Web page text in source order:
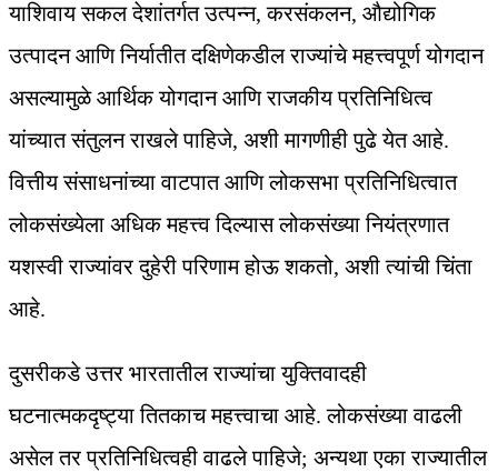
याशिवाय सकल देशांतर्गत उत्पन्न, करसंकलन, औद्योगिक
उत्पादन आणि निर्यातीत दक्षिणेकडील राज्यांचे महत्त्वपूर्ण योगदान
असल्यामुळे आर्थिक योगदान आणि राजकीय प्रतिनिधित्व
यांच्यात संतुलन राखले पाहिजे, अशी मागणीही पुढे येत आहे.
वित्तीय संसाधनांच्या वाटपात आणि लोकसभा प्रतिनिधित्वात
लोकसंख्येला अधिक महत्त्व दिल्यास लोकसंख्या नियंत्रणात
यशस्वी राज्यांवर दुहेरी परिणाम होऊ शकतो, अशी त्यांची चिंता
आहे.
दुसरीकडे उत्तर भारतातील राज्यांचा युक्तिवादही
घटनात्मकदृष्ट्या तितकाच महत्त्वाचा आहे. लोकसंख्या वाढली
असेल तर प्रतिनिधित्वही वाढले पाहिजे; अन्यथा एका राज्यातील